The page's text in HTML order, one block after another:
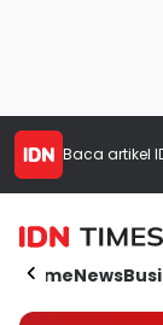
Baca artikel
HomeNews